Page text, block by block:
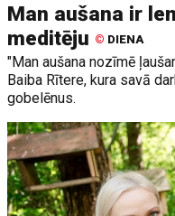
Man aušana ir
meditēju © DIENA
"Man aušana nozīmē
Baiba Rītere, kura savā
gobelēnus.